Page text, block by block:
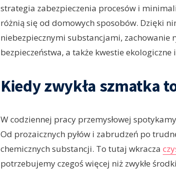
strategia zabezpieczenia procesów i
różnią się od domowych sposobów. Dzięki
niebezpiecznymi substancjami, zachowanie
bezpieczeństwa, a także kwestie ekologiczne
Kiedy zwykła szmatka
W codziennej pracy przemysłowej
Od prozaicznych pyłów i zabrudzeń po
chemicznych substancji. To tutaj wkracza
potrzebujemy czegoś więcej niż zwykłe